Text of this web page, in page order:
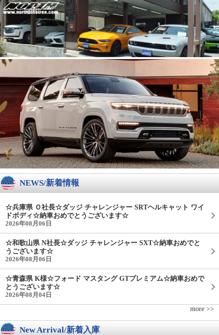
NEWS/新着情報
☆兵庫県 Ｏ社長☆ダッジ チャレンジャー SRTヘルキャット ワイ
ドボディ☆納車おめでとうございます☆
2026年08月06日
☆和歌山県 N社長☆ダッジ チャレンジャー SXT☆納車おめでと
うございます☆
2026年08月06日
☆青森県 K様☆フォード マスタング GTプレミアム☆納車おめで
とうございます☆
2026年08月04日
more >>
New Arrival/新着入庫